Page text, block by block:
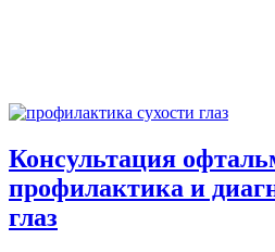
Консультация
профилактика и
глаз